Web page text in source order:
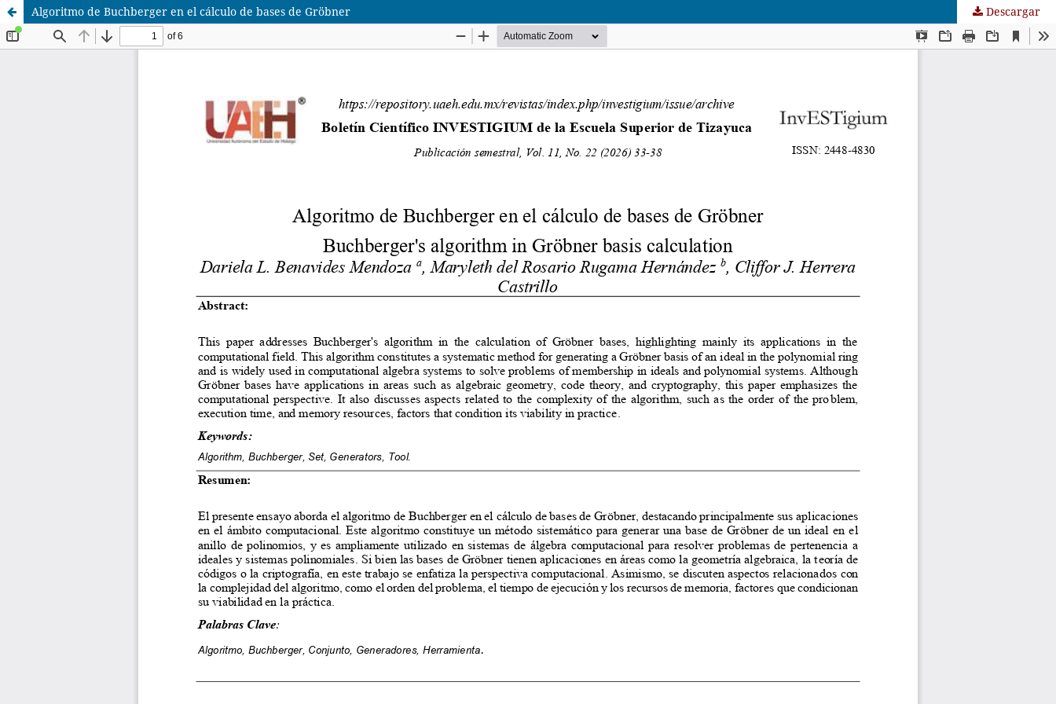
Algoritmo de Buchberger en el cálculo de bases de Gröbner Descargar